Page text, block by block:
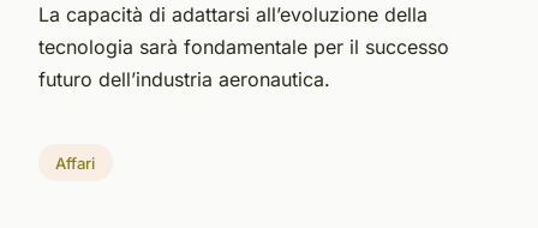
La capacità di adattarsi all’evoluzione della
tecnologia sarà fondamentale per il successo
futuro dell’industria aeronautica.
Affari